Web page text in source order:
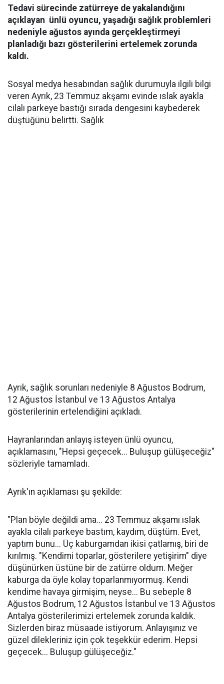
Tedavi sürecinde zatürreye de yakalandığını
açıklayan ünlü oyuncu, yaşadığı sağlık problemleri
nedeniyle ağustos ayında gerçekleştirmeyi
planladığı bazı gösterilerini ertelemek zorunda
kaldı.
Sosyal medya hesabından sağlık durumuyla ilgili bilgi
veren Ayrık, 23 Temmuz akşamı evinde ıslak ayakla
cilalı parkeye bastığı sırada dengesini kaybederek
düştüğünü belirtti. Sağlık
Ayrık, sağlık sorunları nedeniyle 8 Ağustos Bodrum,
12 Ağustos İstanbul ve 13 Ağustos Antalya
gösterilerinin ertelendiğini açıkladı.
Hayranlarından anlayış isteyen ünlü oyuncu,
açıklamasını, "Hepsi geçecek... Buluşup gülüşeceğiz"
sözleriyle tamamladı.
Ayrık'ın açıklaması şu şekilde:
"Plan böyle değildi ama... 23 Temmuz akşamı ıslak
ayakla cilalı parkeye bastım, kaydım, düştüm. Evet,
yaptım bunu... Üç kaburgamdan ikisi çatlamış, biri de
kırılmış. "Kendimi toparlar, gösterilere yetişirim" diye
düşünürken üstüne bir de zatürre oldum. Meğer
kaburga da öyle kolay toparlanmıyormuş. Kendi
kendime havaya girmişim, neyse... Bu sebeple 8
Ağustos Bodrum, 12 Ağustos İstanbul ve 13 Ağustos
Antalya gösterilerimizi ertelemek zorunda kaldık.
Sizlerden biraz müsaade istiyorum. Anlayışınız ve
güzel dilekleriniz için çok teşekkür ederim. Hepsi
geçecek... Buluşup gülüşeceğiz."